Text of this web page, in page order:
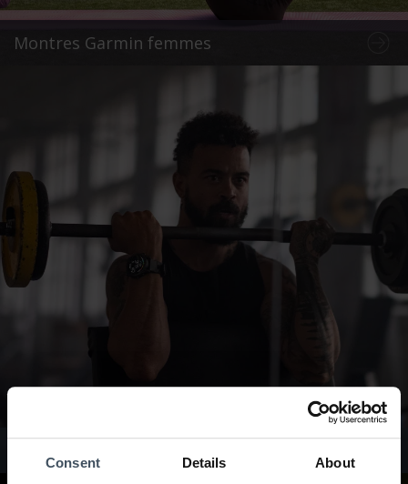
Consent Details About
Montres Garmin femmes